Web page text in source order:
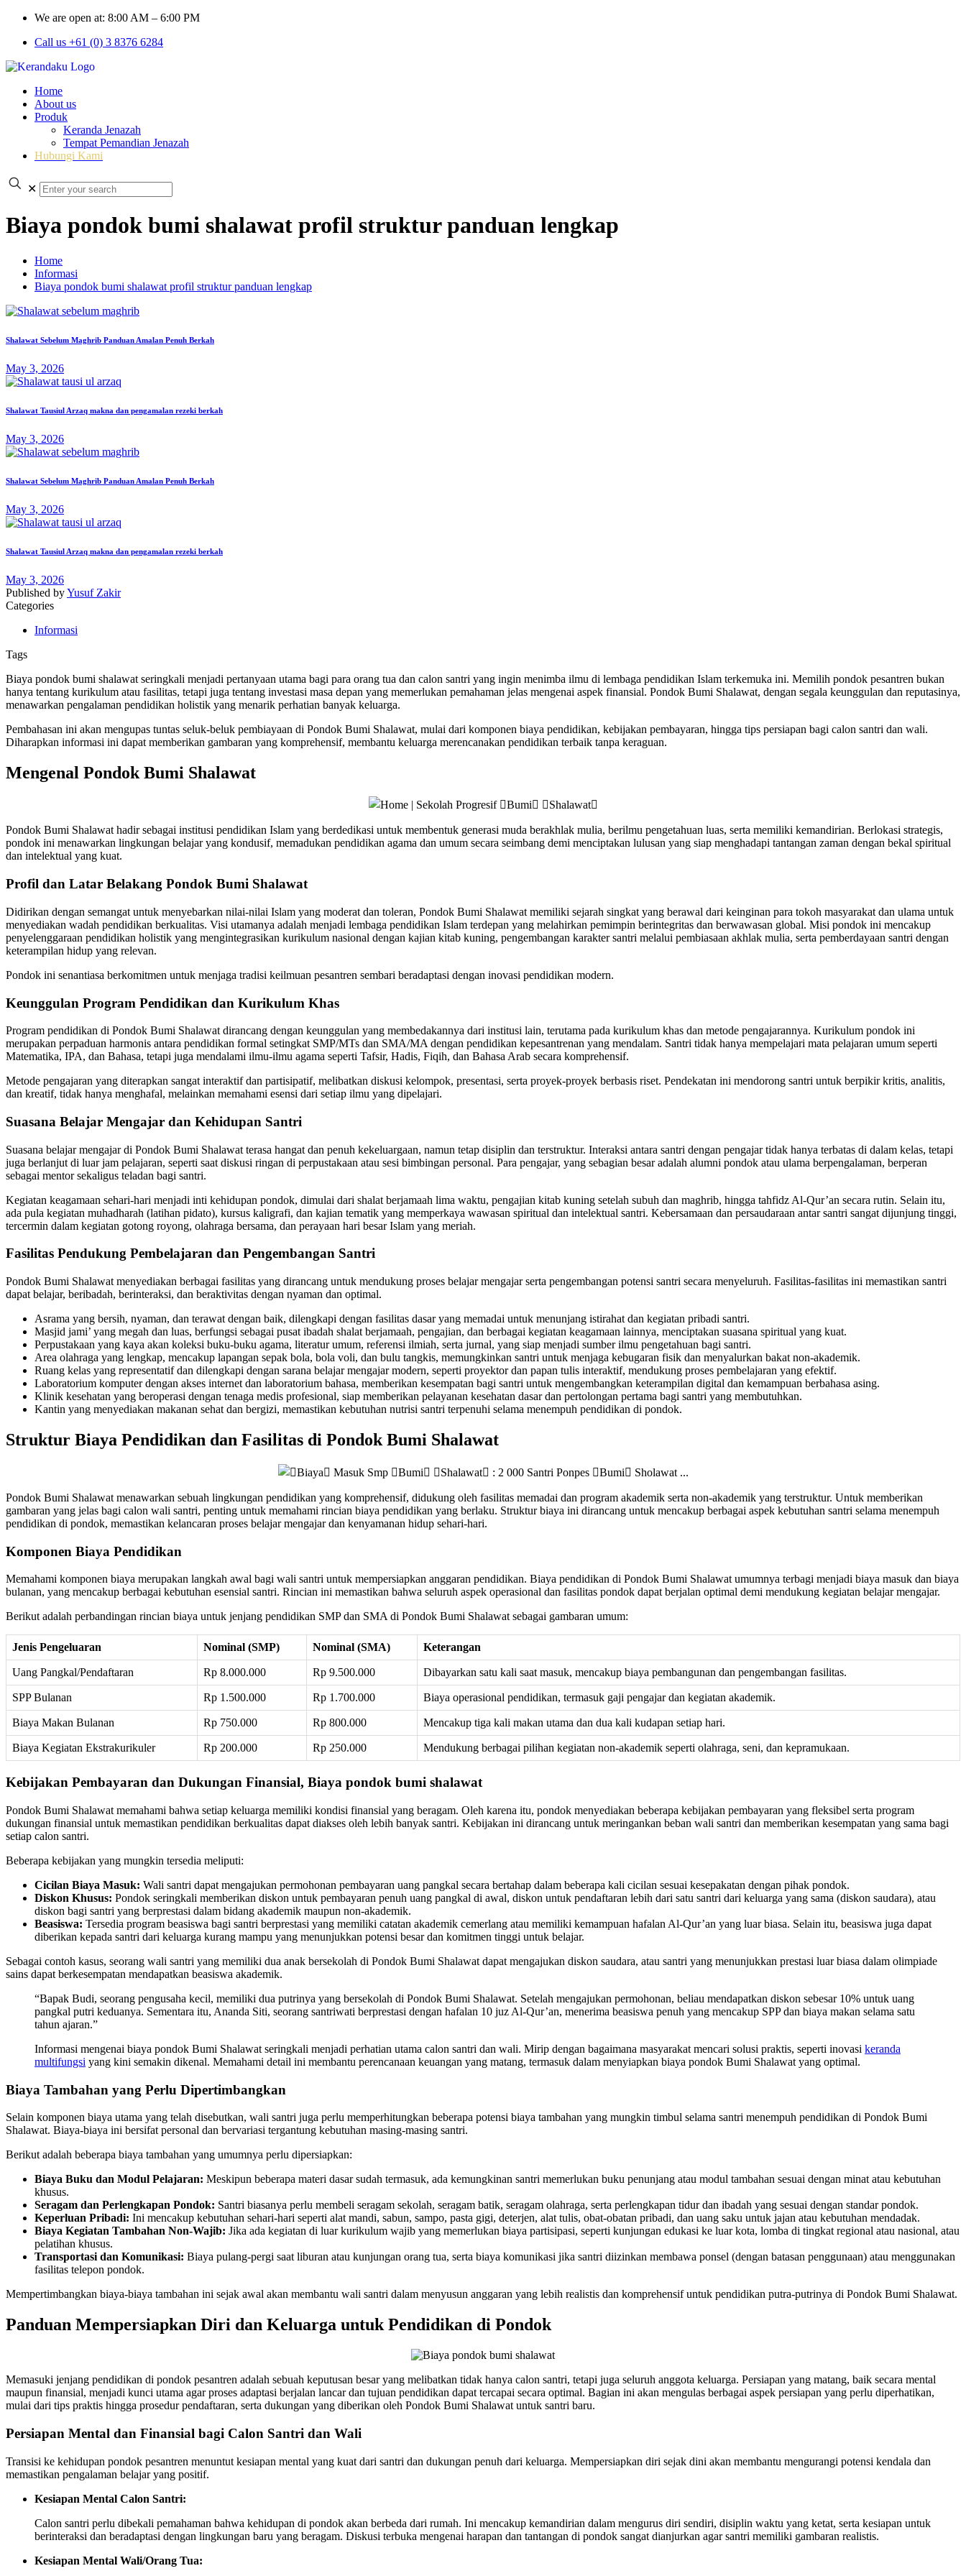
We are open at: 8:00 AM – 6:00 PM
Call us +61 (0) 3 8376 6284
Home
About us
Produk
Keranda Jenazah
Tempat Pemandian Jenazah
Hubungi Kami
✕
Biaya pondok bumi shalawat profil struktur panduan lengkap
Home
Informasi
Biaya pondok bumi shalawat profil struktur panduan lengkap
Shalawat Sebelum Maghrib Panduan Amalan Penuh Berkah
May 3, 2026
Shalawat Tausiul Arzaq makna dan pengamalan rezeki berkah
May 3, 2026
Shalawat Sebelum Maghrib Panduan Amalan Penuh Berkah
May 3, 2026
Shalawat Tausiul Arzaq makna dan pengamalan rezeki berkah
May 3, 2026
Published byYusuf Zakir
Categories
Informasi
Tags
Biaya pondok bumi shalawat seringkali menjadi pertanyaan utama bagi para orang tua dan calon santri yang ingin menimba ilmu di lembaga pendidikan Islam terkemuka ini. Memilih pondok pesantren bukan
hanya tentang kurikulum atau fasilitas, tetapi juga tentang investasi masa depan yang memerlukan pemahaman jelas mengenai aspek finansial. Pondok Bumi Shalawat, dengan segala keunggulan dan reputasinya,
menawarkan pengalaman pendidikan holistik yang menarik perhatian banyak keluarga.
Pembahasan ini akan mengupas tuntas seluk-beluk pembiayaan di Pondok Bumi Shalawat, mulai dari komponen biaya pendidikan, kebijakan pembayaran, hingga tips persiapan bagi calon santri dan wali.
Diharapkan informasi ini dapat memberikan gambaran yang komprehensif, membantu keluarga merencanakan pendidikan terbaik tanpa keraguan.
Mengenal Pondok Bumi Shalawat
Pondok Bumi Shalawat hadir sebagai institusi pendidikan Islam yang berdedikasi untuk membentuk generasi muda berakhlak mulia, berilmu pengetahuan luas, serta memiliki kemandirian. Berlokasi strategis,
pondok ini menawarkan lingkungan belajar yang kondusif, memadukan pendidikan agama dan umum secara seimbang demi menciptakan lulusan yang siap menghadapi tantangan zaman dengan bekal spiritual
dan intelektual yang kuat.
Profil dan Latar Belakang Pondok Bumi Shalawat
Didirikan dengan semangat untuk menyebarkan nilai-nilai Islam yang moderat dan toleran, Pondok Bumi Shalawat memiliki sejarah singkat yang berawal dari keinginan para tokoh masyarakat dan ulama untuk
menyediakan wadah pendidikan berkualitas. Visi utamanya adalah menjadi lembaga pendidikan Islam terdepan yang melahirkan pemimpin berintegritas dan berwawasan global. Misi pondok ini mencakup
penyelenggaraan pendidikan holistik yang mengintegrasikan kurikulum nasional dengan kajian kitab kuning, pengembangan karakter santri melalui pembiasaan akhlak mulia, serta pemberdayaan santri dengan
keterampilan hidup yang relevan.
Pondok ini senantiasa berkomitmen untuk menjaga tradisi keilmuan pesantren sembari beradaptasi dengan inovasi pendidikan modern.
Keunggulan Program Pendidikan dan Kurikulum Khas
Program pendidikan di Pondok Bumi Shalawat dirancang dengan keunggulan yang membedakannya dari institusi lain, terutama pada kurikulum khas dan metode pengajarannya. Kurikulum pondok ini
merupakan perpaduan harmonis antara pendidikan formal setingkat SMP/MTs dan SMA/MA dengan pendidikan kepesantrenan yang mendalam. Santri tidak hanya mempelajari mata pelajaran umum seperti
Matematika, IPA, dan Bahasa, tetapi juga mendalami ilmu-ilmu agama seperti Tafsir, Hadis, Fiqih, dan Bahasa Arab secara komprehensif.
Metode pengajaran yang diterapkan sangat interaktif dan partisipatif, melibatkan diskusi kelompok, presentasi, serta proyek-proyek berbasis riset. Pendekatan ini mendorong santri untuk berpikir kritis, analitis,
dan kreatif, tidak hanya menghafal, melainkan memahami esensi dari setiap ilmu yang dipelajari.
Suasana Belajar Mengajar dan Kehidupan Santri
Suasana belajar mengajar di Pondok Bumi Shalawat terasa hangat dan penuh kekeluargaan, namun tetap disiplin dan terstruktur. Interaksi antara santri dengan pengajar tidak hanya terbatas di dalam kelas, tetapi
juga berlanjut di luar jam pelajaran, seperti saat diskusi ringan di perpustakaan atau sesi bimbingan personal. Para pengajar, yang sebagian besar adalah alumni pondok atau ulama berpengalaman, berperan
sebagai mentor sekaligus teladan bagi santri.
Kegiatan keagamaan sehari-hari menjadi inti kehidupan pondok, dimulai dari shalat berjamaah lima waktu, pengajian kitab kuning setelah subuh dan maghrib, hingga tahfidz Al-Qur’an secara rutin. Selain itu,
ada pula kegiatan muhadharah (latihan pidato), kursus kaligrafi, dan kajian tematik yang memperkaya wawasan spiritual dan intelektual santri. Kebersamaan dan persaudaraan antar santri sangat dijunjung tinggi,
tercermin dalam kegiatan gotong royong, olahraga bersama, dan perayaan hari besar Islam yang meriah.
Fasilitas Pendukung Pembelajaran dan Pengembangan Santri
Pondok Bumi Shalawat menyediakan berbagai fasilitas yang dirancang untuk mendukung proses belajar mengajar serta pengembangan potensi santri secara menyeluruh. Fasilitas-fasilitas ini memastikan santri
dapat belajar, beribadah, berinteraksi, dan beraktivitas dengan nyaman dan optimal.
Asrama yang bersih, nyaman, dan terawat dengan baik, dilengkapi dengan fasilitas dasar yang memadai untuk menunjang istirahat dan kegiatan pribadi santri.
Masjid jami’ yang megah dan luas, berfungsi sebagai pusat ibadah shalat berjamaah, pengajian, dan berbagai kegiatan keagamaan lainnya, menciptakan suasana spiritual yang kuat.
Perpustakaan yang kaya akan koleksi buku-buku agama, literatur umum, referensi ilmiah, serta jurnal, yang siap menjadi sumber ilmu pengetahuan bagi santri.
Area olahraga yang lengkap, mencakup lapangan sepak bola, bola voli, dan bulu tangkis, memungkinkan santri untuk menjaga kebugaran fisik dan menyalurkan bakat non-akademik.
Ruang kelas yang representatif dan dilengkapi dengan sarana belajar mengajar modern, seperti proyektor dan papan tulis interaktif, mendukung proses pembelajaran yang efektif.
Laboratorium komputer dengan akses internet dan laboratorium bahasa, memberikan kesempatan bagi santri untuk mengembangkan keterampilan digital dan kemampuan berbahasa asing.
Klinik kesehatan yang beroperasi dengan tenaga medis profesional, siap memberikan pelayanan kesehatan dasar dan pertolongan pertama bagi santri yang membutuhkan.
Kantin yang menyediakan makanan sehat dan bergizi, memastikan kebutuhan nutrisi santri terpenuhi selama menempuh pendidikan di pondok.
Struktur Biaya Pendidikan dan Fasilitas di Pondok Bumi Shalawat
Pondok Bumi Shalawat menawarkan sebuah lingkungan pendidikan yang komprehensif, didukung oleh fasilitas memadai dan program akademik serta non-akademik yang terstruktur. Untuk memberikan
gambaran yang jelas bagi calon wali santri, penting untuk memahami rincian biaya pendidikan yang berlaku. Struktur biaya ini dirancang untuk mencakup berbagai aspek kebutuhan santri selama menempuh
pendidikan di pondok, memastikan kelancaran proses belajar mengajar dan kenyamanan hidup sehari-hari.
Komponen Biaya Pendidikan
Memahami komponen biaya merupakan langkah awal bagi wali santri untuk mempersiapkan anggaran pendidikan. Biaya pendidikan di Pondok Bumi Shalawat umumnya terbagi menjadi biaya masuk dan biaya
bulanan, yang mencakup berbagai kebutuhan esensial santri. Rincian ini memastikan bahwa seluruh aspek operasional dan fasilitas pondok dapat berjalan optimal demi mendukung kegiatan belajar mengajar.
Berikut adalah perbandingan rincian biaya untuk jenjang pendidikan SMP dan SMA di Pondok Bumi Shalawat sebagai gambaran umum:
Jenis Pengeluaran Nominal (SMP) Nominal (SMA) Keterangan
Uang Pangkal/Pendaftaran Rp 8.000.000 Rp 9.500.000 Dibayarkan satu kali saat masuk, mencakup biaya pembangunan dan pengembangan fasilitas.
SPP Bulanan Rp 1.500.000 Rp 1.700.000 Biaya operasional pendidikan, termasuk gaji pengajar dan kegiatan akademik.
Biaya Makan Bulanan Rp 750.000 Rp 800.000 Mencakup tiga kali makan utama dan dua kali kudapan setiap hari.
Biaya Kegiatan Ekstrakurikuler Rp 200.000 Rp 250.000 Mendukung berbagai pilihan kegiatan non-akademik seperti olahraga, seni, dan kepramukaan.
Kebijakan Pembayaran dan Dukungan Finansial, Biaya pondok bumi shalawat
Pondok Bumi Shalawat memahami bahwa setiap keluarga memiliki kondisi finansial yang beragam. Oleh karena itu, pondok menyediakan beberapa kebijakan pembayaran yang fleksibel serta program
dukungan finansial untuk memastikan pendidikan berkualitas dapat diakses oleh lebih banyak santri. Kebijakan ini dirancang untuk meringankan beban wali santri dan memberikan kesempatan yang sama bagi
setiap calon santri.
Beberapa kebijakan yang mungkin tersedia meliputi:
Cicilan Biaya Masuk: Wali santri dapat mengajukan permohonan pembayaran uang pangkal secara bertahap dalam beberapa kali cicilan sesuai kesepakatan dengan pihak pondok.
Diskon Khusus: Pondok seringkali memberikan diskon untuk pembayaran penuh uang pangkal di awal, diskon untuk pendaftaran lebih dari satu santri dari keluarga yang sama (diskon saudara), atau
diskon bagi santri yang berprestasi dalam bidang akademik maupun non-akademik.
Beasiswa: Tersedia program beasiswa bagi santri berprestasi yang memiliki catatan akademik cemerlang atau memiliki kemampuan hafalan Al-Qur’an yang luar biasa. Selain itu, beasiswa juga dapat
diberikan kepada santri dari keluarga kurang mampu yang menunjukkan potensi besar dan komitmen tinggi untuk belajar.
Sebagai contoh kasus, seorang wali santri yang memiliki dua anak bersekolah di Pondok Bumi Shalawat dapat mengajukan diskon saudara, atau santri yang menunjukkan prestasi luar biasa dalam olimpiade
sains dapat berkesempatan mendapatkan beasiswa akademik.
“Bapak Budi, seorang pengusaha kecil, memiliki dua putrinya yang bersekolah di Pondok Bumi Shalawat. Setelah mengajukan permohonan, beliau mendapatkan diskon sebesar 10% untuk uang
pangkal putri keduanya. Sementara itu, Ananda Siti, seorang santriwati berprestasi dengan hafalan 10 juz Al-Qur’an, menerima beasiswa penuh yang mencakup SPP dan biaya makan selama satu
tahun ajaran.”
Informasi mengenai biaya pondok Bumi Shalawat seringkali menjadi perhatian utama calon santri dan wali. Mirip dengan bagaimana masyarakat mencari solusi praktis, seperti inovasi keranda
multifungsi yang kini semakin dikenal. Memahami detail ini membantu perencanaan keuangan yang matang, termasuk dalam menyiapkan biaya pondok Bumi Shalawat yang optimal.
Biaya Tambahan yang Perlu Dipertimbangkan
Selain komponen biaya utama yang telah disebutkan, wali santri juga perlu memperhitungkan beberapa potensi biaya tambahan yang mungkin timbul selama santri menempuh pendidikan di Pondok Bumi
Shalawat. Biaya-biaya ini bersifat personal dan bervariasi tergantung kebutuhan masing-masing santri.
Berikut adalah beberapa biaya tambahan yang umumnya perlu dipersiapkan:
Biaya Buku dan Modul Pelajaran: Meskipun beberapa materi dasar sudah termasuk, ada kemungkinan santri memerlukan buku penunjang atau modul tambahan sesuai dengan minat atau kebutuhan
khusus.
Seragam dan Perlengkapan Pondok: Santri biasanya perlu membeli seragam sekolah, seragam batik, seragam olahraga, serta perlengkapan tidur dan ibadah yang sesuai dengan standar pondok.
Keperluan Pribadi: Ini mencakup kebutuhan sehari-hari seperti alat mandi, sabun, sampo, pasta gigi, deterjen, alat tulis, obat-obatan pribadi, dan uang saku untuk jajan atau kebutuhan mendadak.
Biaya Kegiatan Tambahan Non-Wajib: Jika ada kegiatan di luar kurikulum wajib yang memerlukan biaya partisipasi, seperti kunjungan edukasi ke luar kota, lomba di tingkat regional atau nasional, atau
pelatihan khusus.
Transportasi dan Komunikasi: Biaya pulang-pergi saat liburan atau kunjungan orang tua, serta biaya komunikasi jika santri diizinkan membawa ponsel (dengan batasan penggunaan) atau menggunakan
fasilitas telepon pondok.
Mempertimbangkan biaya-biaya tambahan ini sejak awal akan membantu wali santri dalam menyusun anggaran yang lebih realistis dan komprehensif untuk pendidikan putra-putrinya di Pondok Bumi Shalawat.
Panduan Mempersiapkan Diri dan Keluarga untuk Pendidikan di Pondok
Memasuki jenjang pendidikan di pondok pesantren adalah sebuah keputusan besar yang melibatkan tidak hanya calon santri, tetapi juga seluruh anggota keluarga. Persiapan yang matang, baik secara mental
maupun finansial, menjadi kunci utama agar proses adaptasi berjalan lancar dan tujuan pendidikan dapat tercapai secara optimal. Bagian ini akan mengulas berbagai aspek persiapan yang perlu diperhatikan,
mulai dari tips praktis hingga prosedur pendaftaran, serta dukungan yang diberikan oleh Pondok Bumi Shalawat untuk santri baru.
Persiapan Mental dan Finansial bagi Calon Santri dan Wali
Transisi ke kehidupan pondok pesantren menuntut kesiapan mental yang kuat dari santri dan dukungan penuh dari keluarga. Mempersiapkan diri sejak dini akan membantu mengurangi potensi kendala dan
memastikan pengalaman belajar yang positif.
Kesiapan Mental Calon Santri:
Calon santri perlu dibekali pemahaman bahwa kehidupan di pondok akan berbeda dari rumah. Ini mencakup kemandirian dalam mengurus diri sendiri, disiplin waktu yang ketat, serta kesiapan untuk
berinteraksi dan beradaptasi dengan lingkungan baru yang beragam. Diskusi terbuka mengenai harapan dan tantangan di pondok sangat dianjurkan agar santri memiliki gambaran realistis.
Kesiapan Mental Wali/Orang Tua: